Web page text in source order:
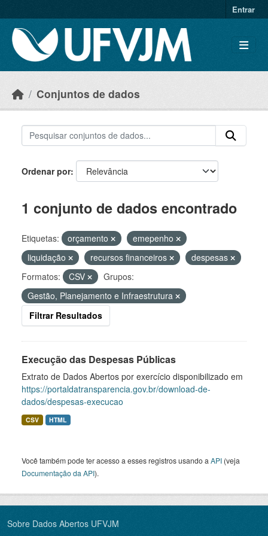
Entrar
Conjuntos de dados
Ordenar por
1 conjunto de dados encontrado
Etiquetas: orçamento
emepenho
liquidação
recursos financeiros
despesas
Formatos:
CSV
Grupos:
Gestão, Planejamento e Infraestrutura
Filtrar Resultados
Execução das Despesas Públicas
Extrato de Dados Abertos por exercício disponibilizado em
https://portaldatransparencia.gov.br/download-de-
dados/despesas-execucao
CSV HTML
Você também pode ter acesso a esses registros usando a API (veja
Documentação da API).
Sobre Dados Abertos UFVJM